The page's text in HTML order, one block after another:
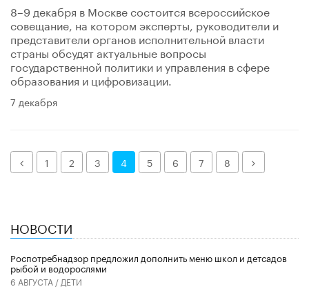
8–9 декабря в Москве состоится всероссийское
совещание, на котором эксперты, руководители и
представители органов исполнительной власти
страны обсудят актуальные вопросы
государственной политики и управления в сфере
образования и цифровизации.
7 декабря
Назад1 2 3 4 5 6 7 8 Далее
НОВОСТИ
Роспотребнадзор предложил дополнить меню школ и детсадов
рыбой и водорослями
6 АВГУСТА / ДЕТИ